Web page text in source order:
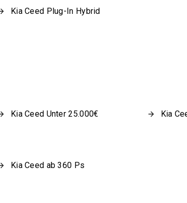
Kia Ceed Plug-In Hybrid
Kia Ceed Unter 25.000€ Kia
Kia Ceed ab 360 Ps